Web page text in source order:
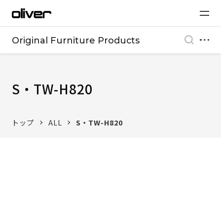
Original Furniture Products
S・TW-H820
トップ ALL S・TW-H820